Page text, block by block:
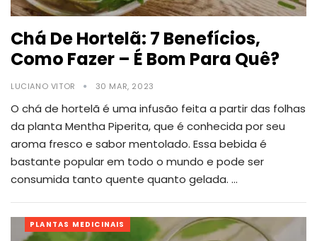
Chá De Hortelã: 7 Benefícios,
Como Fazer – É Bom Para Quê?
LUCIANO VITOR 30 MAR, 2023
O chá de hortelã é uma infusão feita a partir das folhas
da planta Mentha Piperita, que é conhecida por seu
aroma fresco e sabor mentolado. Essa bebida é
bastante popular em todo o mundo e pode ser
consumida tanto quente quanto gelada. …
PLANTAS MEDICINAIS